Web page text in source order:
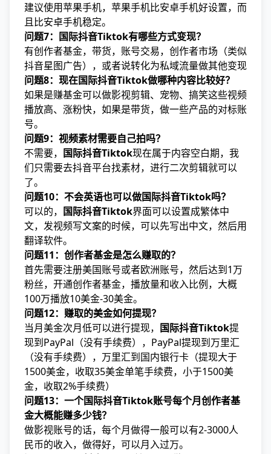
建议使用苹果手机，苹果手机比安卓手机好设置，而
且比安卓手机稳定。
问题7：国际抖音Tiktok有哪些方式变现？
有创作者基金，带货，账号交易，创作者市场（类似
抖音星图广告），或者说转化为私域流量做其他变现
问题8：现在国际抖音Tiktok做哪种内容比较好？
如果是赚基金可以做影视剪辑、宠物、搞笑这些视频
播放高、涨粉快，如果是带货，做一些产品的对标账
号。
问题9：视频素材需要自己拍吗？
不需要， 国际抖音Tiktok现在属于内容空白期，我
们只需要去抖音平台找素材，进行二次剪辑就可以
了。
问题10：不会英语也可以做国际抖音Tiktok吗？
可以的， 国际抖音Tiktok界面可以设置成繁体中
文，发视频写文案的时候，可以先写出中文，然后用
翻译软件。
问题11：创作者基金是怎么赚取的？
首先需要注册美国账号或者欧洲账号，然后达到1万
粉丝，开通创作者基金，播放量和收入比例，大概
100万播放10美金-30美金。
问题12：赚取的美金如何提现？
当月美金次月低可以进行提现， 国际抖音Tiktok提
现到PayPal（没有手续费），PayPal提现到万里汇
（没有手续费），万里汇到国内银行卡（提现大于
1500美金，收取35美金单笔手续费，小于1500美
金，收取2%手续费）
问题13：一个国际抖音Tiktok账号每个月创作者基
金大概能赚多少钱？
做影视账号的话，每个月做得一般可以有2-3000人
民币的收入，做得好，可以月入过万。